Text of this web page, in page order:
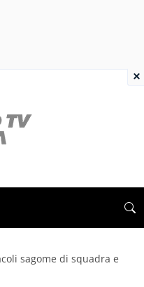
sagome di squadra e
×